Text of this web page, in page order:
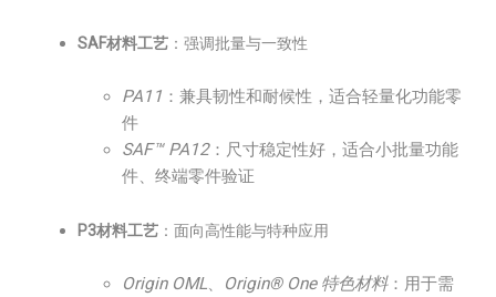
SAF材料工艺 ：强调批量与一致性
PA11 ：兼具韧性和耐候性，适合轻量化功能零
件
SAF™ PA12：尺寸稳定性好，适合小批量功能
件、终端零件验证
P3材料工艺 ：面向高性能与特种应用
Origin OML、 Origin® One 特色材料：用于需